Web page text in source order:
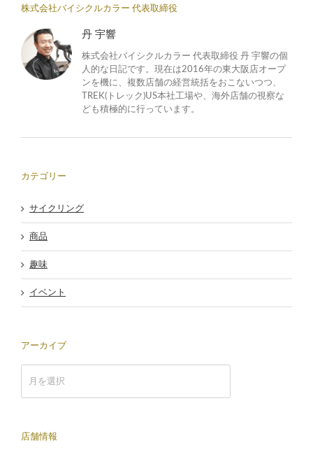
株式会社バイシクルカラー 代表取締役
丹 宇響
株式会社バイシクルカラー 代表取締役 丹 宇響の個
人的な日記です。現在は2016年の東大阪店オープ
ンを機に、複数店舗の経営統括をおこないつつ、
TREK(トレック)US本社工場や、海外店舗の視察な
ども積極的に行っています。
カテゴリー
サイクリング
商品
趣味
イベント
アーカイブ
カ
店舗情報